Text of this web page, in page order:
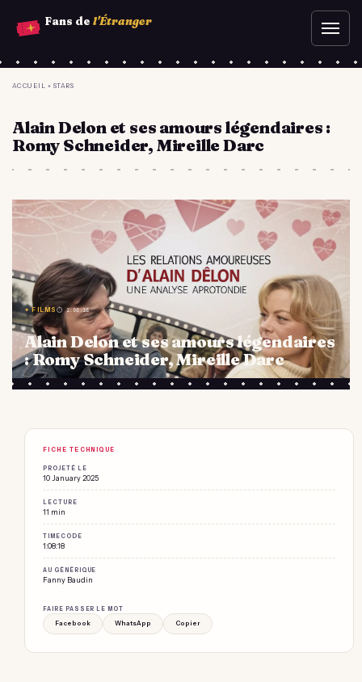
contenu
principal
Fans de l'Étranger
YOU
ARE
HERE
ACCUEIL » STARS
Alain Delon et ses amours légendaires :
Romy Schneider, Mireille Darc
✦ FILMS⏱ 1:08:18
Alain Delon et ses amours légendaires
: Romy Schneider, Mireille Darc
FICHE TECHNIQUE
PROJETÉ LE
10 January 2025
LECTURE
11 min
TIMECODE
1:08:18
AU GÉNÉRIQUE
Fanny Baudin
FAIRE PASSER LE MOT
Facebook
WhatsApp Copier